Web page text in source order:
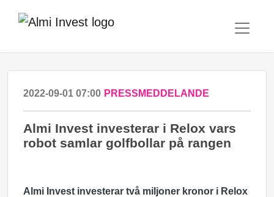
2022-09-01 07:00 PRESSMEDDELANDE
Almi Invest investerar i Relox vars
robot samlar golfbollar på rangen
Almi Invest investerar två miljoner kronor i Relox